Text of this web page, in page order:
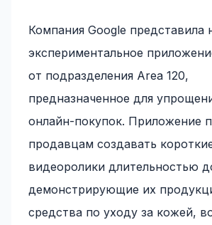
Компания Google представила
экспериментальное
от подразделения Area 120,
предназначенное для
онлайн-покупок. Приложение
продавцам создавать
видеоролики длительностью
демонстрирующие их
средства по уходу за кожей,